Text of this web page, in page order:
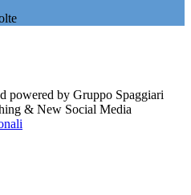
powered by Gruppo Spaggiari
& New Social Media